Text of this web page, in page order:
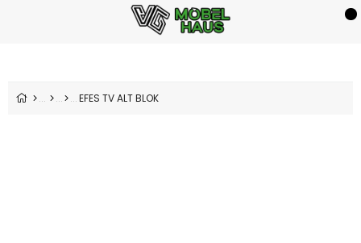
EFES TV ALT BLOK